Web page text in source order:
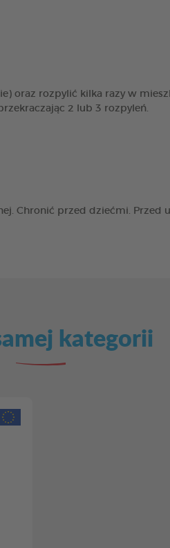
oraz rozpylić kilka razy w
2 lub 3 rozpyleń.
Chronić przed dziećmi. Przed
kategorii